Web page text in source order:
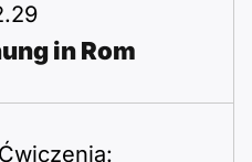
in Rom